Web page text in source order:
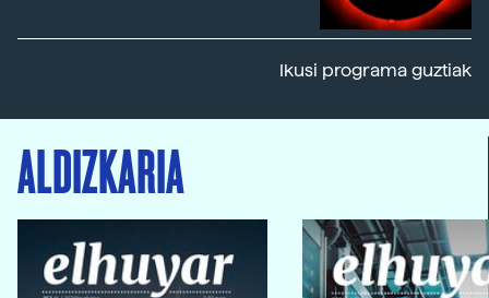
Ikusi programa guztiak
ALDIZKARIA